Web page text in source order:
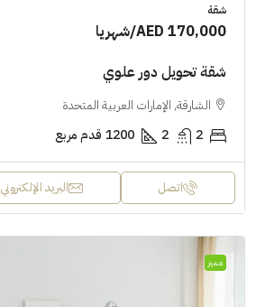
شقة
AED 170,000/شهريا
شقة تحويل دور علوي
الشارقة, الإمارات العربية المتحدة
2
2
1200 قدم مربع
اتصل البريد الإلكتروني
مميز